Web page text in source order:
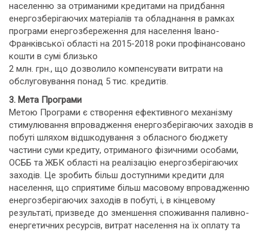
населенню за отриманими кредитами на придбання
енергозберігаючих матеріалів та обладнання в рамках
програми енергозбереження для населення Івано-
Франківської області на 2015-2018 роки профінансовано
кошти в сумі близько
2 млн. грн., що дозволило компенсувати витрати на
обслуговування понад 5 тис. кредитів.
3. Мета Програми
Метою Програми є створення ефективного механізму
стимулювання впровадження енергозберігаючих заходів в
побуті шляхом відшкодування з обласного бюджету
частини суми кредиту, отриманого фізичними особами,
ОСББ та ЖБК області на реалізацію енергозберігаючих
заходів. Це зробить більш доступними кредити для
населення, що сприятиме більш масовому впровадженню
енергозберігаючих заходів в побуті, і, в кінцевому
результаті, призведе до зменшення споживання паливно-
енергетичних ресурсів, витрат населення на їх оплату та